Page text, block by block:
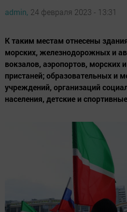
admin, 24 февраля 2023 - 13:31
К таким местам отнесены
морских, железнодорожных и
вокзалов, аэропортов, морских
пристаней; образовательных и
учреждений, организаций
населения, детские и